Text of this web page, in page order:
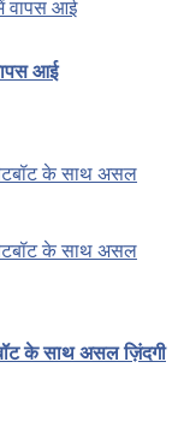
आई
के साथ असल ज़िंदगी